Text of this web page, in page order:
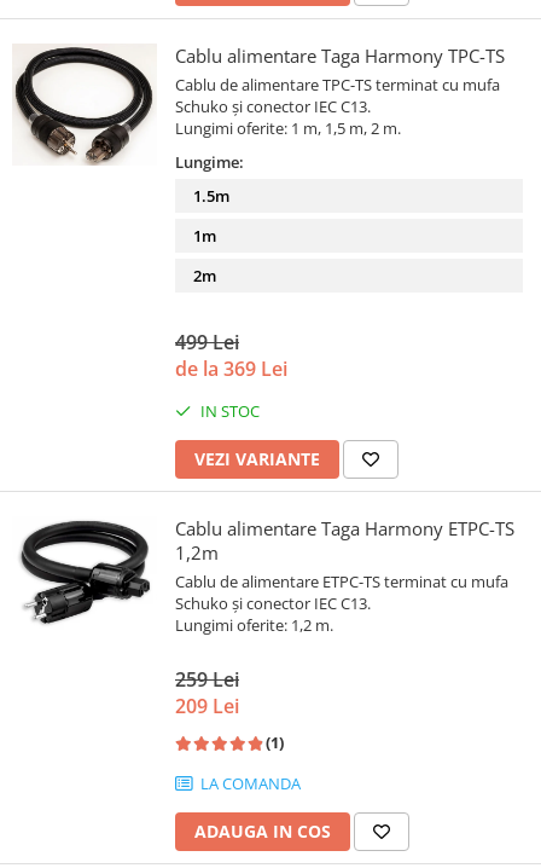
Cablu alimentare Taga Harmony TPC-TS
Cablu de alimentare TPC-TS terminat cu mufa
Schuko și conector IEC C13.
Lungimi oferite: 1 m, 1,5 m, 2 m.
Lungime:
1.5m
1m
2m
499 Lei
de la 369 Lei
IN STOC
VEZI VARIANTE
Cablu alimentare Taga Harmony ETPC-TS
1,2m
Cablu de alimentare ETPC-TS terminat cu mufa
Schuko și conector IEC C13.
Lungimi oferite: 1,2 m.
259 Lei
209 Lei
(1)
LA COMANDA
ADAUGA IN COS